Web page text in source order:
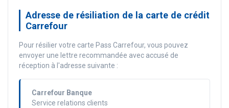
Adresse de résiliation de la carte de crédit
Carrefour
Pour résilier votre carte Pass Carrefour, vous pouvez
envoyer une lettre recommandée avec accusé de
réception à l'adresse suivante :
Carrefour Banque
Service relations clients